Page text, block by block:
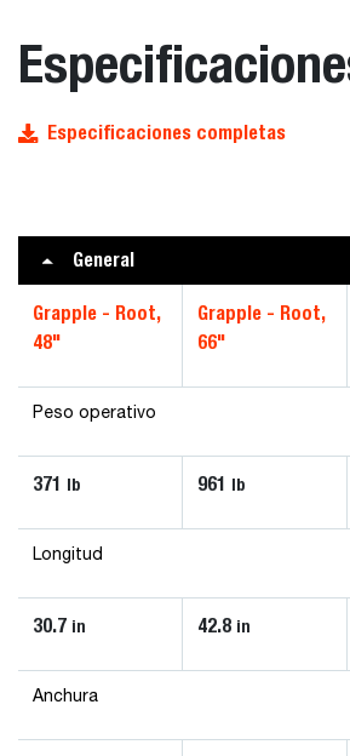
Especificaciones completas
General
Grapple - Root,
48"
Grapple - Root,
66"
Peso operativo
371 lb 961 lb
Longitud
30.7 in 42.8 in
Anchura